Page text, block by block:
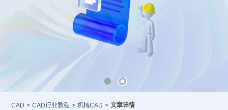
CAD > CAD行业教程 > 机械CAD > 文章详情